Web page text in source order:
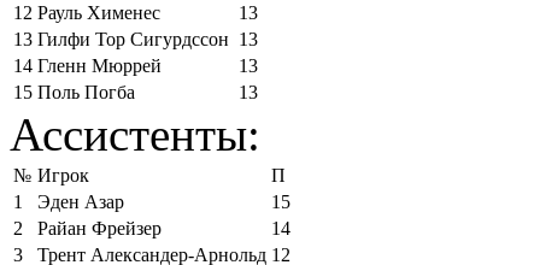
12 Рауль Хименес
13
13 Гилфи Тор Сигурдссон 13
14 Гленн Мюррей
13
15 Поль Погба 13
Ассистенты:
№ Игрок
П
1
Эден Азар
15
2
Райан Фрейзер
14
3
Трент Александер-Арнольд 12